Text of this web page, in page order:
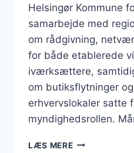
Helsingør Kommune
samarbejde med
om rådgivning,
for både etablerede
iværksættere,
om butiksflytninger
erhvervslokaler satte
myndighedsrollen.
LÆS MEREBUSINESS